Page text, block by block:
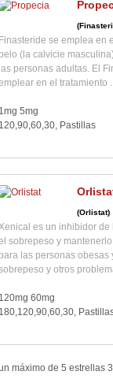
Finasteride se emplea en
pelo (la calvicie
las personas adultas. El
en el tratamiento
1mg 5mg
120,90,60,30, Pastillas
(Orlistat)
es un inhibidor
sobrepeso y
para las personas obesas
y otros
120mg 60mg
180,120,90,60,30,
máximo de 5 estrellas